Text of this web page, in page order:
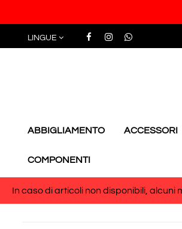
LINGUE
ABBIGLIAMENTO ACCESSORI
COMPONENTI
In caso di articoli non disponibili,